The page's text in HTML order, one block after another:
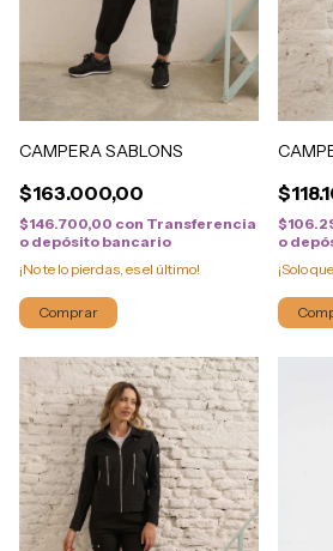
CAMPERA SABLONS
$163.000,00
$146.700,00 con Transferencia
o depósito bancario
¡No te lo pierdas, es el último!
Comprar
o
¡Solo